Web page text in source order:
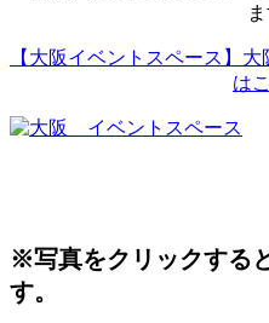
【大阪イベントスペース】
は
※写真をクリックする
す。